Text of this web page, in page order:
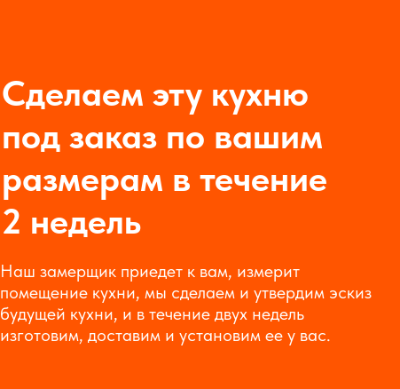
Наш замерщик приедет к вам, измерит
помещение кухни, мы сделаем и утвердим эскиз
будущей кухни, и в течение двух недель
изготовим, доставим и установим ее у вас.
Сделаем эту кухню
под заказ по вашим
размерам в течение
2 недель